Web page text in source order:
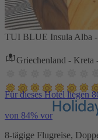
TUI BLUE Insula Alba
Griechenland - Kreta
Für dieses Hotel liegen
von 84% vor
8-tägige Flugreise,